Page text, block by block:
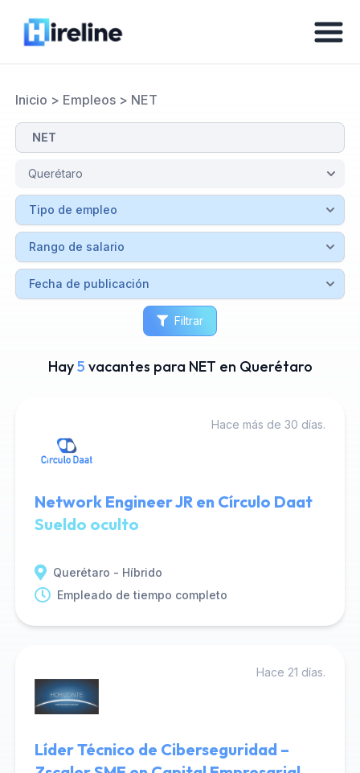
Inicio > Empleos> NET
Filtrar
Hay5 vacantes para NET en Querétaro
Hace más de 30 días.
Network Engineer JR en Círculo Daat
Sueldo oculto
Querétaro - Híbrido
Empleado de tiempo completo
Hace 21 días.
Líder Técnico de Ciberseguridad –